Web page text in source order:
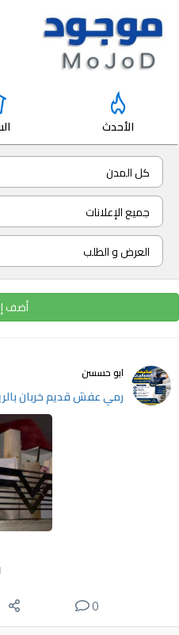
الأحدث
أضف
ابو حسسن
رمي عفش قديم خربان بالرياض
0